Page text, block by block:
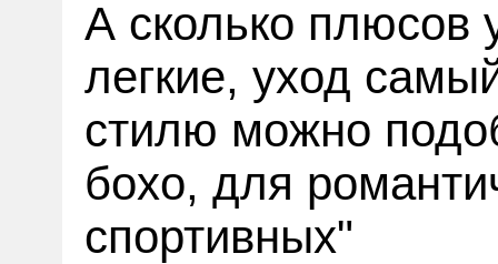
А сколько плюсов
легкие, уход
стилю можно
бохо, для
спортивных"